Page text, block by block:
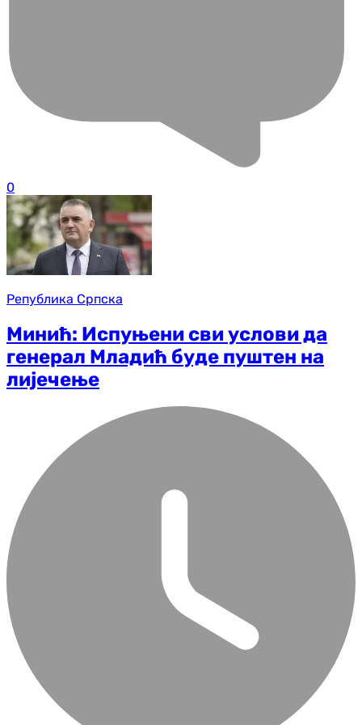
0
Република Српска
Минић: Испуњени сви услови да
генерал Младић буде пуштен на
лијечење